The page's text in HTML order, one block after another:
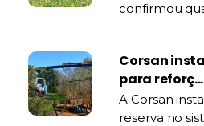
confirmou
Corsan
para reforç...
A Corsan
reserva no